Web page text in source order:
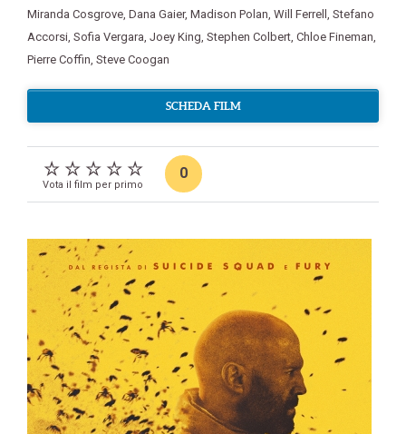
Miranda Cosgrove, Dana Gaier, Madison Polan, Will Ferrell , Stefano
Accorsi, Sofia Vergara, Joey King, Stephen Colbert, Chloe Fineman,
Pierre Coffin, Steve Coogan
SCHEDA FILM
Vota il film per primo
0